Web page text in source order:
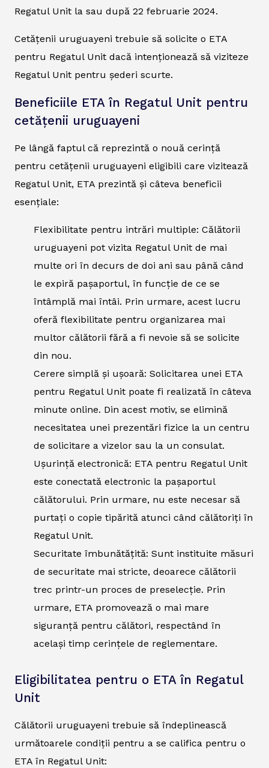
Regatul Unit la sau după 22 februarie 2024.
Cetățenii uruguayeni trebuie să solicite o ETA
pentru Regatul Unit dacă intenționează să viziteze
Regatul Unit pentru șederi scurte.
Beneficiile ETA în Regatul Unit pentru
cetățenii uruguayeni
Pe lângă faptul că reprezintă o nouă cerință
pentru cetățenii uruguayeni eligibili care vizitează
Regatul Unit, ETA prezintă și câteva beneficii
esențiale:
Flexibilitate pentru intrări multiple: Călătorii
uruguayeni pot vizita Regatul Unit de mai
multe ori în decurs de doi ani sau până când
le expiră pașaportul, în funcție de ce se
întâmplă mai întâi. Prin urmare, acest lucru
oferă flexibilitate pentru organizarea mai
multor călătorii fără a fi nevoie să se solicite
din nou.
Cerere simplă și ușoară: Solicitarea unei ETA
pentru Regatul Unit poate fi realizată în câteva
minute online. Din acest motiv, se elimină
necesitatea unei prezentări fizice la un centru
de solicitare a vizelor sau la un consulat.
Ușurință electronică: ETA pentru Regatul Unit
este conectată electronic la pașaportul
călătorului. Prin urmare, nu este necesar să
purtați o copie tipărită atunci când călătoriți în
Regatul Unit.
Securitate îmbunătățită: Sunt instituite măsuri
de securitate mai stricte, deoarece călătorii
trec printr-un proces de preselecție. Prin
urmare, ETA promovează o mai mare
siguranță pentru călători, respectând în
același timp cerințele de reglementare.
Eligibilitatea pentru o ETA în Regatul
Unit
Călătorii uruguayeni trebuie să îndeplinească
următoarele condiții pentru a se califica pentru o
ETA în Regatul Unit: